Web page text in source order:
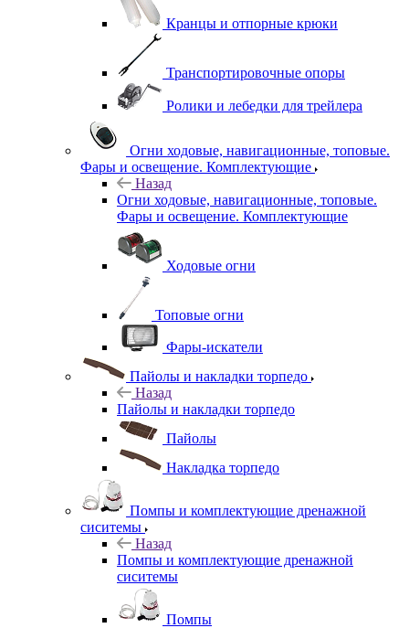
Кранцы и отпорные крюки
Транспортировочные опоры
Ролики и лебедки для трейлера
Огни ходовые, навигационные, топовые.
Фары и освещение. Комплектующие
Назад
Огни ходовые, навигационные, топовые.
Фары и освещение. Комплектующие
Ходовые огни
Топовые огни
Фары-искатели
Пайолы и накладки торпедо
Назад
Пайолы и накладки торпедо
Пайолы
Накладка торпедо
Помпы и комплектующие дренажной
сиситемы
Назад
Помпы и комплектующие дренажной
сиситемы
Помпы